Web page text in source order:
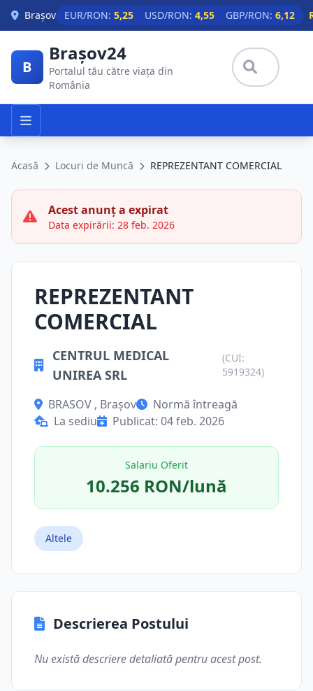
Skip to main content
Brașov EUR/RON: 5,25 USD/RON: 4,55 GBP/RON: 6,12
B
Brașov24
Portalul tău către viața din
România
Acasă Locuri de Muncă REPREZENTANT COMERCIAL
Acest anunț a expirat
Data expirării: 28 feb. 2026
REPREZENTANT
COMERCIAL
CENTRUL MEDICAL
UNIREA SRL
(CUI:
5919324)
BRASOV , Brașov
Normă întreagă
La sediu
Publicat: 04 feb. 2026
Salariu Oferit
10.256 RON/lună
Altele
Descrierea Postului
Nu există descriere detaliată pentru acest post.